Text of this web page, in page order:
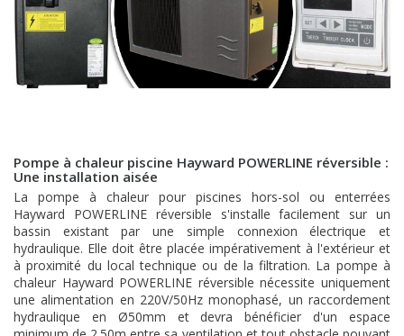
Pompe à chaleur piscine Hayward POWERLINE réversible :
Une installation aisée
La pompe à chaleur pour piscines hors-sol ou enterrées
Hayward POWERLINE réversible s'installe facilement sur un
bassin existant par une simple connexion électrique et
hydraulique. Elle doit être placée impérativement à l'extérieur et
à proximité du local technique ou de la filtration. La pompe à
chaleur Hayward POWERLINE réversible nécessite uniquement
une alimentation en 220V/50Hz monophasé, un raccordement
hydraulique en Ø50mm et devra bénéficier d'un espace